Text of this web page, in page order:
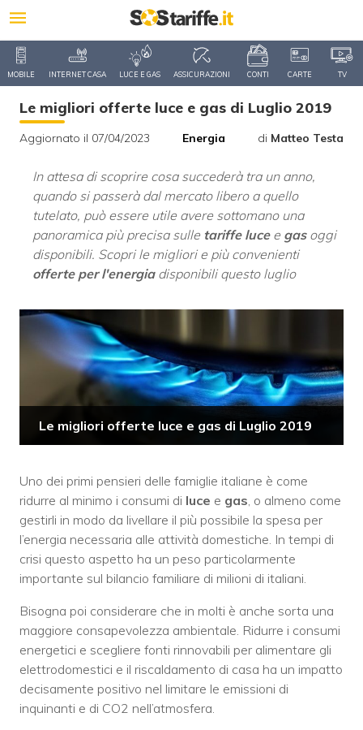
MOBILE INTERNET CASA LUCE E GAS ASSICURAZIONI CONTI CARTE TV
Le migliori offerte luce e gas di Luglio 2019
Aggiornato il 07/04/2023 Energia di Matteo Testa
In attesa di scoprire cosa succederà tra un anno,
quando si passerà dal mercato libero a quello
tutelato, può essere utile avere sottomano una
panoramica più precisa sulle tariffe lucee gasoggi
disponibili. Scopri le migliori e più convenienti
offerte per l'energiadisponibili questo luglio
Le migliori offerte luce e gas di Luglio 2019
Uno dei primi pensieri delle famiglie italiane è come
ridurre al minimo i consumi di luce e gas, o almeno come
gestirli in modo da livellare il più possibile la spesa per
l’energia necessaria alle attività domestiche. In tempi di
crisi questo aspetto ha un peso particolarmente
importante sul bilancio familiare di milioni di italiani.
Bisogna poi considerare che in molti è anche sorta una
maggiore consapevolezza ambientale. Ridurre i consumi
energetici e scegliere fonti rinnovabili per alimentare gli
elettrodomestici e il riscaldamento di casa ha un impatto
decisamente positivo nel limitare le emissioni di
inquinanti e di CO2 nell’atmosfera.